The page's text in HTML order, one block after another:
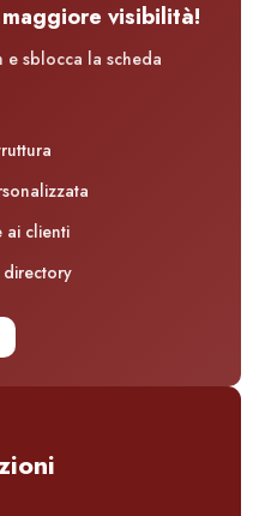
visibilità!
e sblocca la scheda
ai clienti
directory